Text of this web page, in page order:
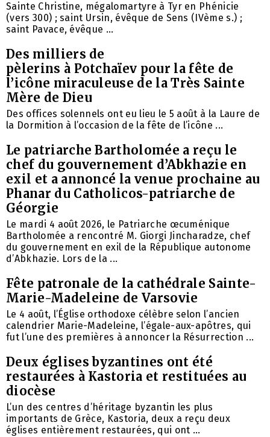
Sainte Christine, mégalomartyre à Tyr en Phénicie
(vers 300) ; saint Ursin, évêque de Sens (IVème s.) ;
saint Pavace, évêque ...
Des milliers de
pèlerins à Potchaïev pour la fête de
l’icône miraculeuse de la Très Sainte
Mère de Dieu
Des offices solennels ont eu lieu le 5 août à la Laure de
la Dormition à l’occasion de la fête de l’icône ...
Le patriarche Bartholomée a reçu le
chef du gouvernement d’Abkhazie en
exil et a annoncé la venue prochaine au
Phanar du Catholicos-patriarche de
Géorgie
Le mardi 4 août 2026, le Patriarche œcuménique
Bartholomée a rencontré M. Giorgi Jincharadze, chef
du gouvernement en exil de la République autonome
d’Abkhazie. Lors de la ...
Fête patronale de la cathédrale Sainte-
Marie-Madeleine de Varsovie
Le 4 août, l’Église orthodoxe célèbre selon l’ancien
calendrier Marie-Madeleine, l’égale-aux-apôtres, qui
fut l’une des premières à annoncer la Résurrection ...
Deux églises byzantines ont été
restaurées à Kastoria et restituées au
diocèse
L’un des centres d’héritage byzantin les plus
importants de Grèce, Kastoria, deux a reçu deux
églises entièrement restaurées, qui ont ...